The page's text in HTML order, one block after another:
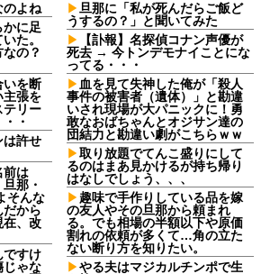
のよね
に足
た。
の？
いを断
主張を
テリー
・
は許せ
前は
那・
そんな
から
在、改
ですけ
じゃな
旦那に「私が死んだらご飯ど
うするの？」と聞いてみた
【訃報】名探偵コナン声優が
死去 → 今トンデモナイことにな
ってる・・・
血を見て失神した俺が「殺人
事件の被害者（遺体）」と勘違
いされ現場が大パニックに！勇
敢なおばちゃんとオジサン達の
団結力と勘違い劇がこちらｗｗ
取り放題でてんこ盛りにして
るのはまあ見かけるが持ち帰り
はなしでしょう、、、
趣味で手作りしている品を嫁
の友人やその旦那から頼まれ
る。でも相場の半額以下や原価
割れの依頼が多くて…角の立た
ない断り方を知りたい。
やる夫はマジカルチンポで生